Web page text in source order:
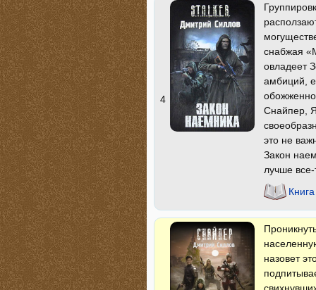
4
снабжая
овладеет
амбиций,
Снайпер,
это не
Закон
лучше
назовет